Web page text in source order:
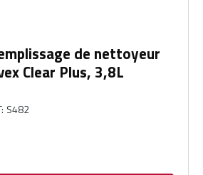
de nettoyeur
Clear Plus, 3,8L
: S482